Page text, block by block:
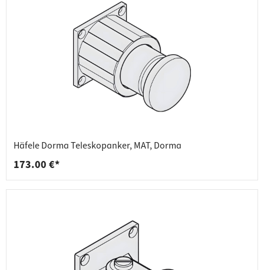
Häfele Dorma Teleskopanker, MAT, Dorma
173.00 €*